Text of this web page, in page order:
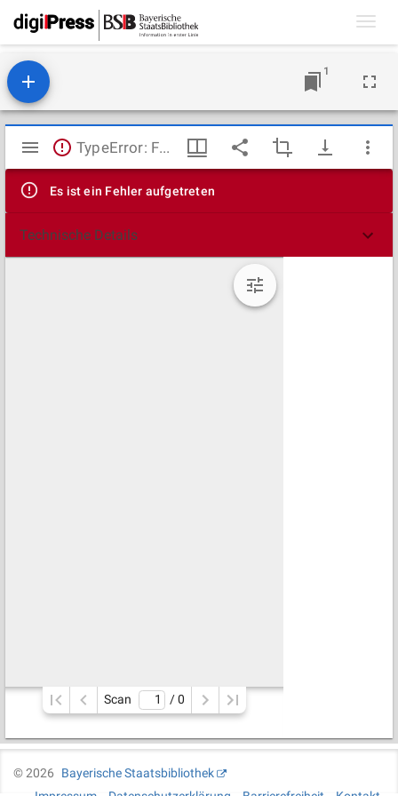
1
Mirador
Viewer
TypeError: Failed to fetch
Es ist ein Fehler aufgetreten
Technische Details
Scan / 0
©2026
Bayerische Staatsbibliothek